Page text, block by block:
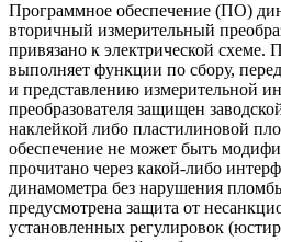
Программное обеспечение (ПО)
вторичный измерительный
привязано к электрической схеме.
выполняет функции по сбору,
и представлению измерительной
преобразователя защищен
наклейкой либо пластилиновой
обеспечение не может быть
прочитано через какой-либо
динамометра без нарушения
предусмотрена защита от
установленных регулировок